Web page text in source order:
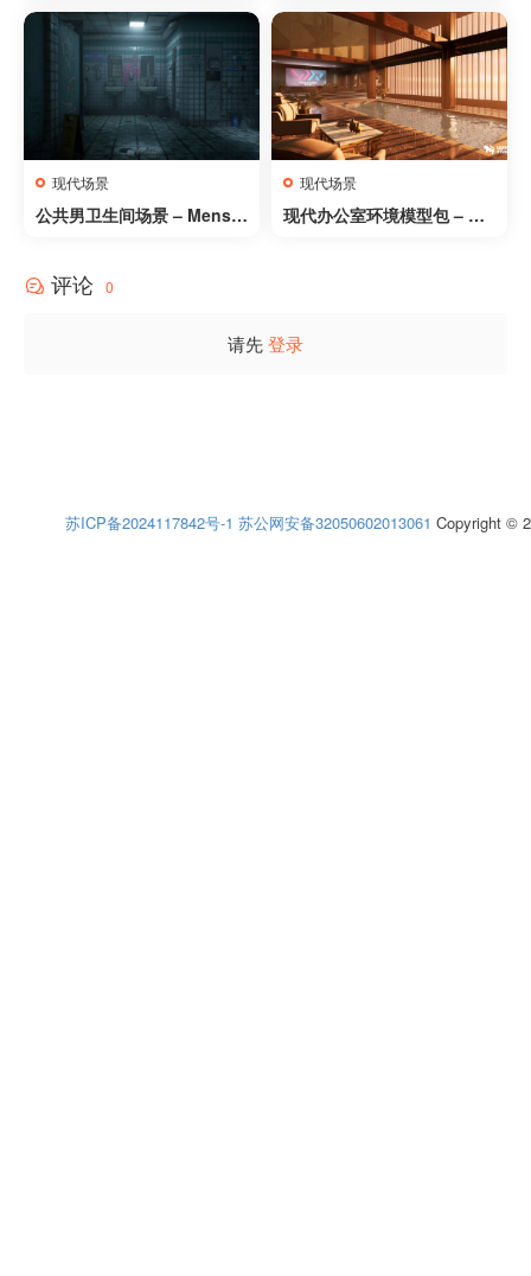
by Lounge Reception)
现代场景
公共男卫生间场景 – Mens R
现代场景
现代办公室环境模型包 – Mo
评论 0
请先登录
苏ICP备2024117842号-1 苏公网安备32050602013061 Copyright ©